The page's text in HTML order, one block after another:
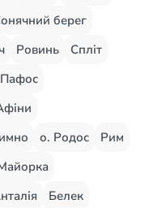
берег
Ровинь
Спліт
Пафос
о. Родос
Рим
Белек